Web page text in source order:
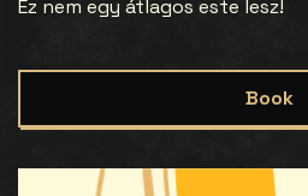
Ez nem egy átlagos este lesz!
Book